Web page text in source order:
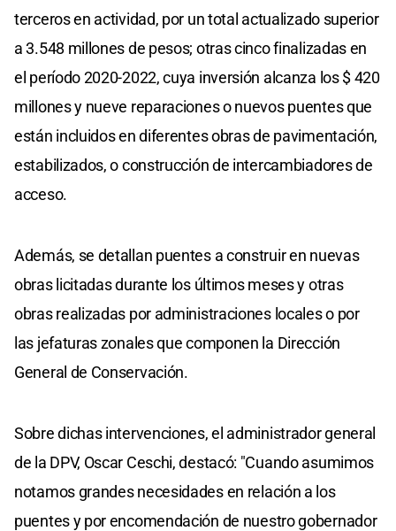
terceros en actividad, por un total actualizado superior
a 3.548 millones de pesos; otras cinco finalizadas en
el período 2020-2022, cuya inversión alcanza los $ 420
millones y nueve reparaciones o nuevos puentes que
están incluidos en diferentes obras de pavimentación,
estabilizados, o construcción de intercambiadores de
acceso.
Además, se detallan puentes a construir en nuevas
obras licitadas durante los últimos meses y otras
obras realizadas por administraciones locales o por
las jefaturas zonales que componen la Dirección
General de Conservación.
Sobre dichas intervenciones, el administrador general
de la DPV, Oscar Ceschi, destacó: "Cuando asumimos
notamos grandes necesidades en relación a los
puentes y por encomendación de nuestro gobernador